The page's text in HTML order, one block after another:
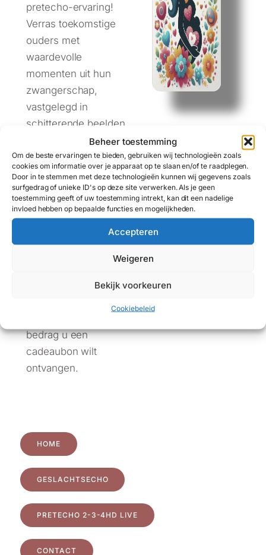
Beheer toestemming
Om de beste ervaringen te bieden, gebruiken wij technologieën zoals
cookies om informatie over je apparaat op te slaan en/of te raadplegen.
Door in te stemmen met deze technologieën kunnen wij gegevens zoals
surfgedrag of unieke ID's op deze site verwerken. Als je geen
toestemming geeft of uw toestemming intrekt, kan dit een nadelige
invloed hebben op bepaalde functies en mogelijkheden.
Accepteren
Weigeren
Bekijk voorkeuren
Cookiebeleid
pretecho-ervaring!
Verras toekomstige
ouders met
waardevolle
momenten uit hun
zwangerschap,
vastgelegd in
schitterende beelden.
Een cadeau dat de
magie van nieuw
leven viert.
Bestel nu en schenk
een blijvende
herinnering om voor
Stuur een e-mail naar
bedrag u een
cadeaubon wilt
ontvangen.
HOME
GESLACHTSECHO
PRETECHO 2-3-4HD LIVE
CONTACT